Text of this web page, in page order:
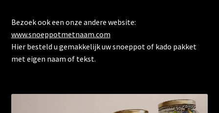
Bezoek ook een onze andere website:
www.snoeppotmetnaam.com
Hier besteld u gemakkelijk uw snoeppot of kado pakket
met eigen naam of tekst.